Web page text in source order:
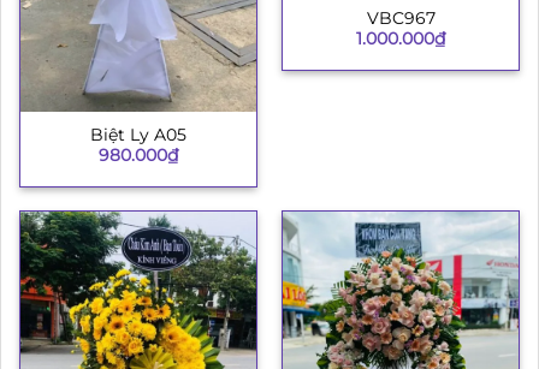
Biệt Ly A05
980.000₫
VBC967
1.000.000₫